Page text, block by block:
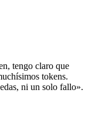
tengo claro que
tokens.
ni un solo fallo».